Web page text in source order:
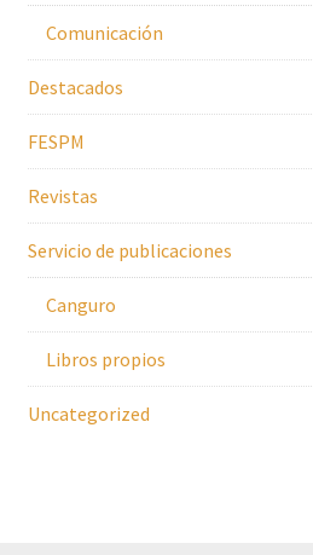
Comunicación
Destacados
FESPM
Revistas
Servicio de publicaciones
Canguro
Libros propios
Uncategorized